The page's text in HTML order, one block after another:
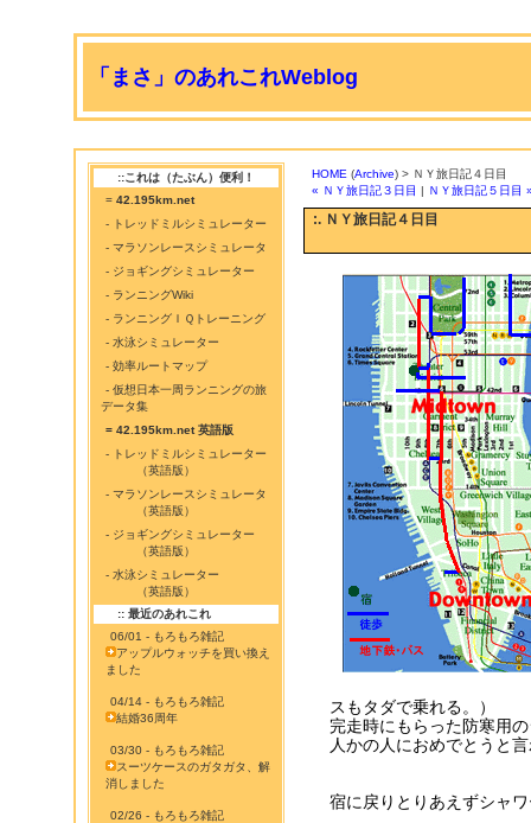
「まさ」のあれこれWeblog
::これは（たぶん）便利！
= 42.195km.net
- トレッドミルシミュレーター
- マラソンレースシミュレータ
- ジョギングシミュレーター
- ランニングWiki
- ランニングＩＱトレーニング
- 水泳シミュレーター
- 効率ルートマップ
- 仮想日本一周ランニングの旅
データ集
= 42.195km.net 英語版
- トレッドミルシミュレーター
（英語版）
- マラソンレースシミュレータ
（英語版）
- ジョギングシミュレーター
（英語版）
- 水泳シミュレーター
（英語版）
:: 最近のあれこれ
06/01 - もろもろ雑記
アップルウォッチを買い換え
ました
04/14 - もろもろ雑記
結婚36周年
03/30 - もろもろ雑記
スーツケースのガタガタ、解
消しました
02/26 - もろもろ雑記
HOME (Archive) > ＮＹ旅日記４日目
« ＮＹ旅日記３日目 | ＮＹ旅日記５日目
:. ＮＹ旅日記４日目
スもタダで乗れる。）
完走時にもらった防寒用
人かの人におめでとうと
宿に戻りとりあえずシャ